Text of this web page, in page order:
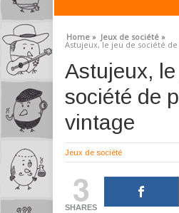
Home » Jeux de société »
Astujeux, le jeu de société
Astujeux,
société de
vintage
Jeux de société
3
SHARES